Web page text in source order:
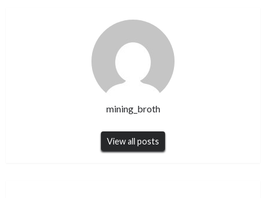
mining_broth
View all posts